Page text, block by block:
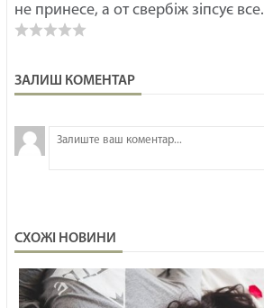
не принесе, а от свербіж зіпсує все.
ЗАЛИШ КОМЕНТАР
СХОЖІ НОВИНИ